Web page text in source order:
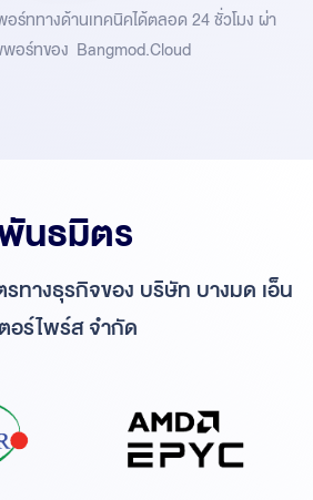
ร์ททางด้านเทคนิคได้ตลอด 24 ชั่วโมง ผ่า
อร์ทของ Bangmod.Cloud
นธมิตร
ทางธุรกิจของ บริษัท บางมด เอ็น
อร์ไพร์ส จำกัด